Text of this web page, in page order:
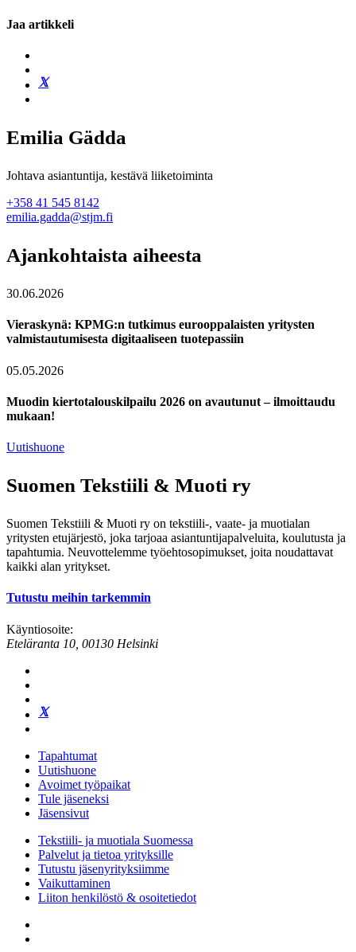
Jaa artikkeli
Emilia Gädda
Johtava asiantuntija, kestävä liiketoiminta
+358 41 545 8142
emilia.gadda@stjm.fi
Ajankohtaista aiheesta
30.06.2026
Vieraskynä: KPMG:n tutkimus eurooppalaisten yritysten
valmistautumisesta digitaaliseen tuotepassiin
05.05.2026
Muodin kiertotalouskilpailu 2026 on avautunut – ilmoittaudu
mukaan!
Uutishuone
Suomen Tekstiili & Muoti ry
Suomen Tekstiili & Muoti ry on tekstiili-, vaate- ja muotialan
yritysten etujärjestö, joka tarjoaa asiantuntijapalveluita, koulutusta ja
tapahtumia. Neuvottelemme työehtosopimukset, joita noudattavat
kaikki alan yritykset.
Tutustu meihin tarkemmin
Käyntiosoite:
Eteläranta 10, 00130 Helsinki
Tapahtumat
Uutishuone
Avoimet työpaikat
Tule jäseneksi
Jäsensivut
Tekstiili- ja muotiala Suomessa
Palvelut ja tietoa yrityksille
Tutustu jäsenyrityksiimme
Vaikuttaminen
Liiton henkilöstö & osoitetiedot